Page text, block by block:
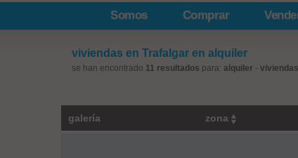
Somos Comprar
viviendas en Trafalgar en alquiler
se han encontrado 11 resultados para: alquiler - viviendas
galería zona